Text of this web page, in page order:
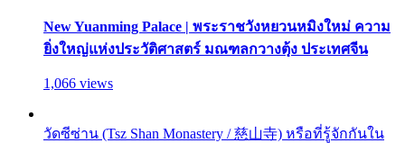
New Yuanming Palace | พระราชวังหยวนหมิงใหม่ ความ
ยิ่งใหญ่แห่งประวัติศาสตร์ มณฑลกวางตุ้ง ประเทศจีน
1,066 views
วัดซีซ่าน (Tsz Shan Monastery / 慈山寺) หรือที่รู้จักกันใน